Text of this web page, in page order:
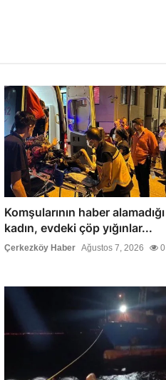
Komşularının haber alamadığı
kadın, evdeki çöp yığınlar...
Çerkezköy Haber Ağustos 7, 2026 0